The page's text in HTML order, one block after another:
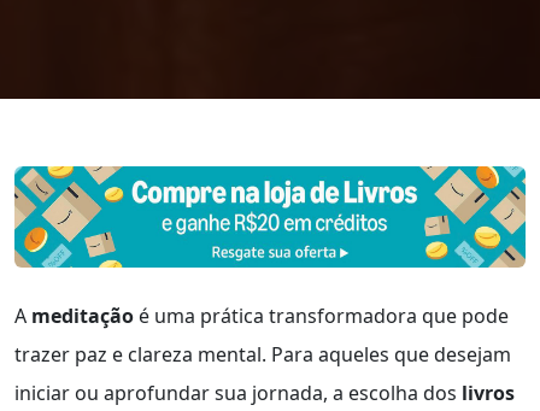
A meditação é uma prática transformadora que pode
trazer paz e clareza mental. Para aqueles que desejam
iniciar ou aprofundar sua jornada, a escolha dos livros